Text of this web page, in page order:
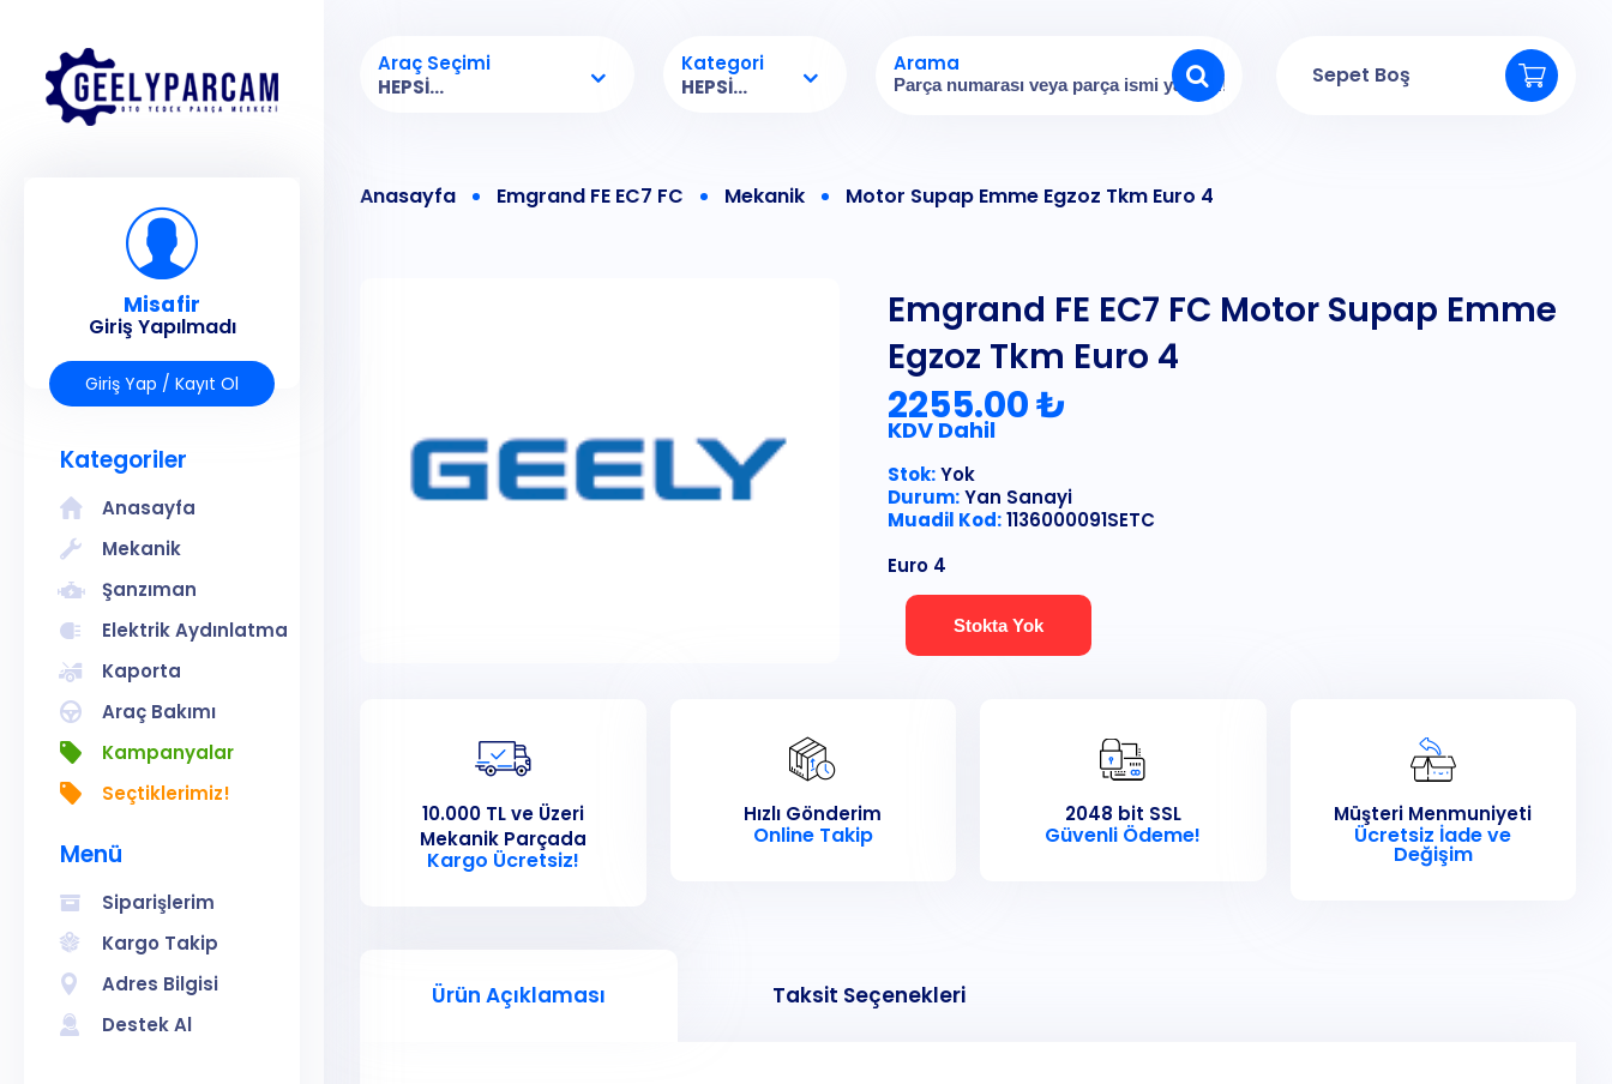
Misafir
Giriş Yapılmadı
Giriş Yap / Kayıt Ol
Kategoriler
Anasayfa
Mekanik
Şanzıman
Elektrik Aydınlatma
Kaporta
Araç Bakımı
Kampanyalar
Seçtiklerimiz!
Menü
Siparişlerim
Kargo Takip
Adres Bilgisi
Destek Al
Araç Seçimi
HEPSI...
Kategori
HEPSI...
Arama Sepet Boş
Anasayfa Emgrand FE EC7 FC Mekanik Motor Supap Emme Egzoz Tkm Euro 4
Emgrand FE EC7 FC Motor Supap Emme
Egzoz Tkm Euro 4
2255.00 ₺
KDV Dahil
Stok:Yok
Durum:Yan Sanayi
Muadil Kod:1136000091SETC
Euro 4
Stokta Yok
10.000 TL ve Üzeri
Mekanik Parçada
Kargo Ücretsiz!
Hızlı Gönderim
Online Takip
2048 bit SSL
Güvenli Ödeme!
Müşteri Menmuniyeti
Ücretsiz İade ve
Değişim
Ürün Açıklaması Taksit Seçenekleri